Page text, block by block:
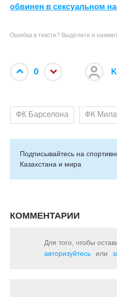
обвинен в сексуальном
Ошибка в тексте? Выделите и
0
ФК Барселона ФК
Подписывайтесь на
Казахстана и мира
КОММЕНТАРИИ
Для того, чтобы
авторизуйтесь
или